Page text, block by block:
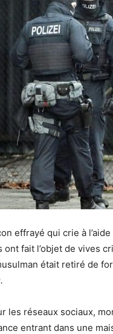
effrayé qui crie à
fait l’objet de vives
était retiré de
les réseaux sociaux,
entrant dans une